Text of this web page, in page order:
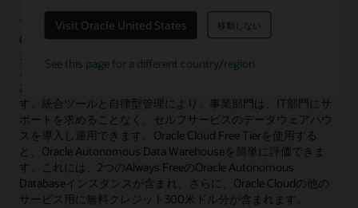
Visit Oracle United States 移動しない
See this page for a different country/region
Oracle Autonomous Data Warehouseにより、データウェアハウ
スを操作するための手作業はほぼすべて排除されます。アナリ
スト、開発者、データ・サイエンティストは、データ取り込
み、分析、機械学習のための組み込みツール一式が提供されま
す。統合ツールと自律型管理により、事業部門は、IT部門にサ
ポートを求めることなく、セルフサービスのデータウェアハウ
スを導入し運用できます。Oracle Cloud Free Tierを使用する
と、Oracle Autonomous Data Warehouseを簡単に評価できま
す。これには、2つのAlways FreeのOracle Autonomous
Databaseインスタンスが含まれ、さらに、Oracle Cloudの他の
サービス用に無料クレジット300米ドル分が含まれます。